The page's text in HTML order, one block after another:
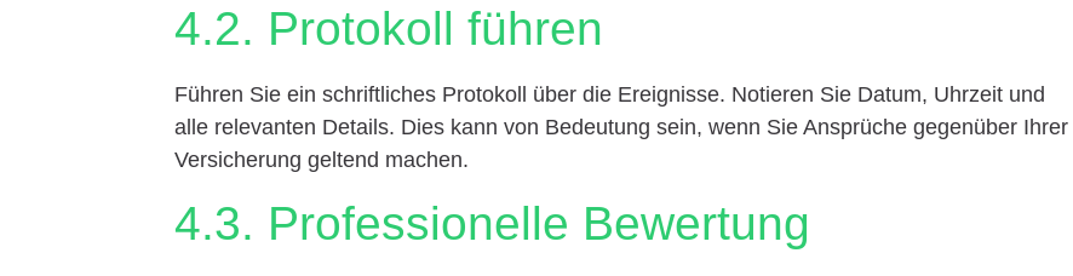
4.2. Protokoll führen
Führen Sie ein schriftliches Protokoll über die Ereignisse. Notieren Sie Datum, Uhrzeit und
alle relevanten Details. Dies kann von Bedeutung sein, wenn Sie Ansprüche gegenüber Ihrer
Versicherung geltend machen.
4.3. Professionelle Bewertung